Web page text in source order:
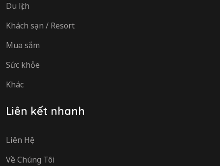
Du lịch
Khách sạn / Resort
Mua sắm
Sức khỏe
Khác
Liên kết nhanh
Liên Hệ
Về Chúng Tôi